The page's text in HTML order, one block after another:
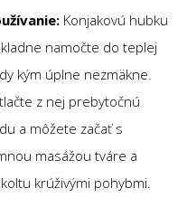
Konjakovú hubku
namočte do teplej
kým úplne nezmäkne.
z nej prebytočnú
a môžete začať s
masážou tváre a
krúživými pohybmi.